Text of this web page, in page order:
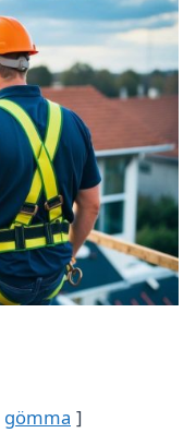
gömma